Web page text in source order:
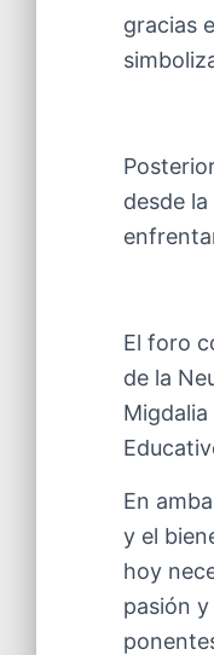
gracias
desde
El foro
de la
En
y el
hoy
pasión